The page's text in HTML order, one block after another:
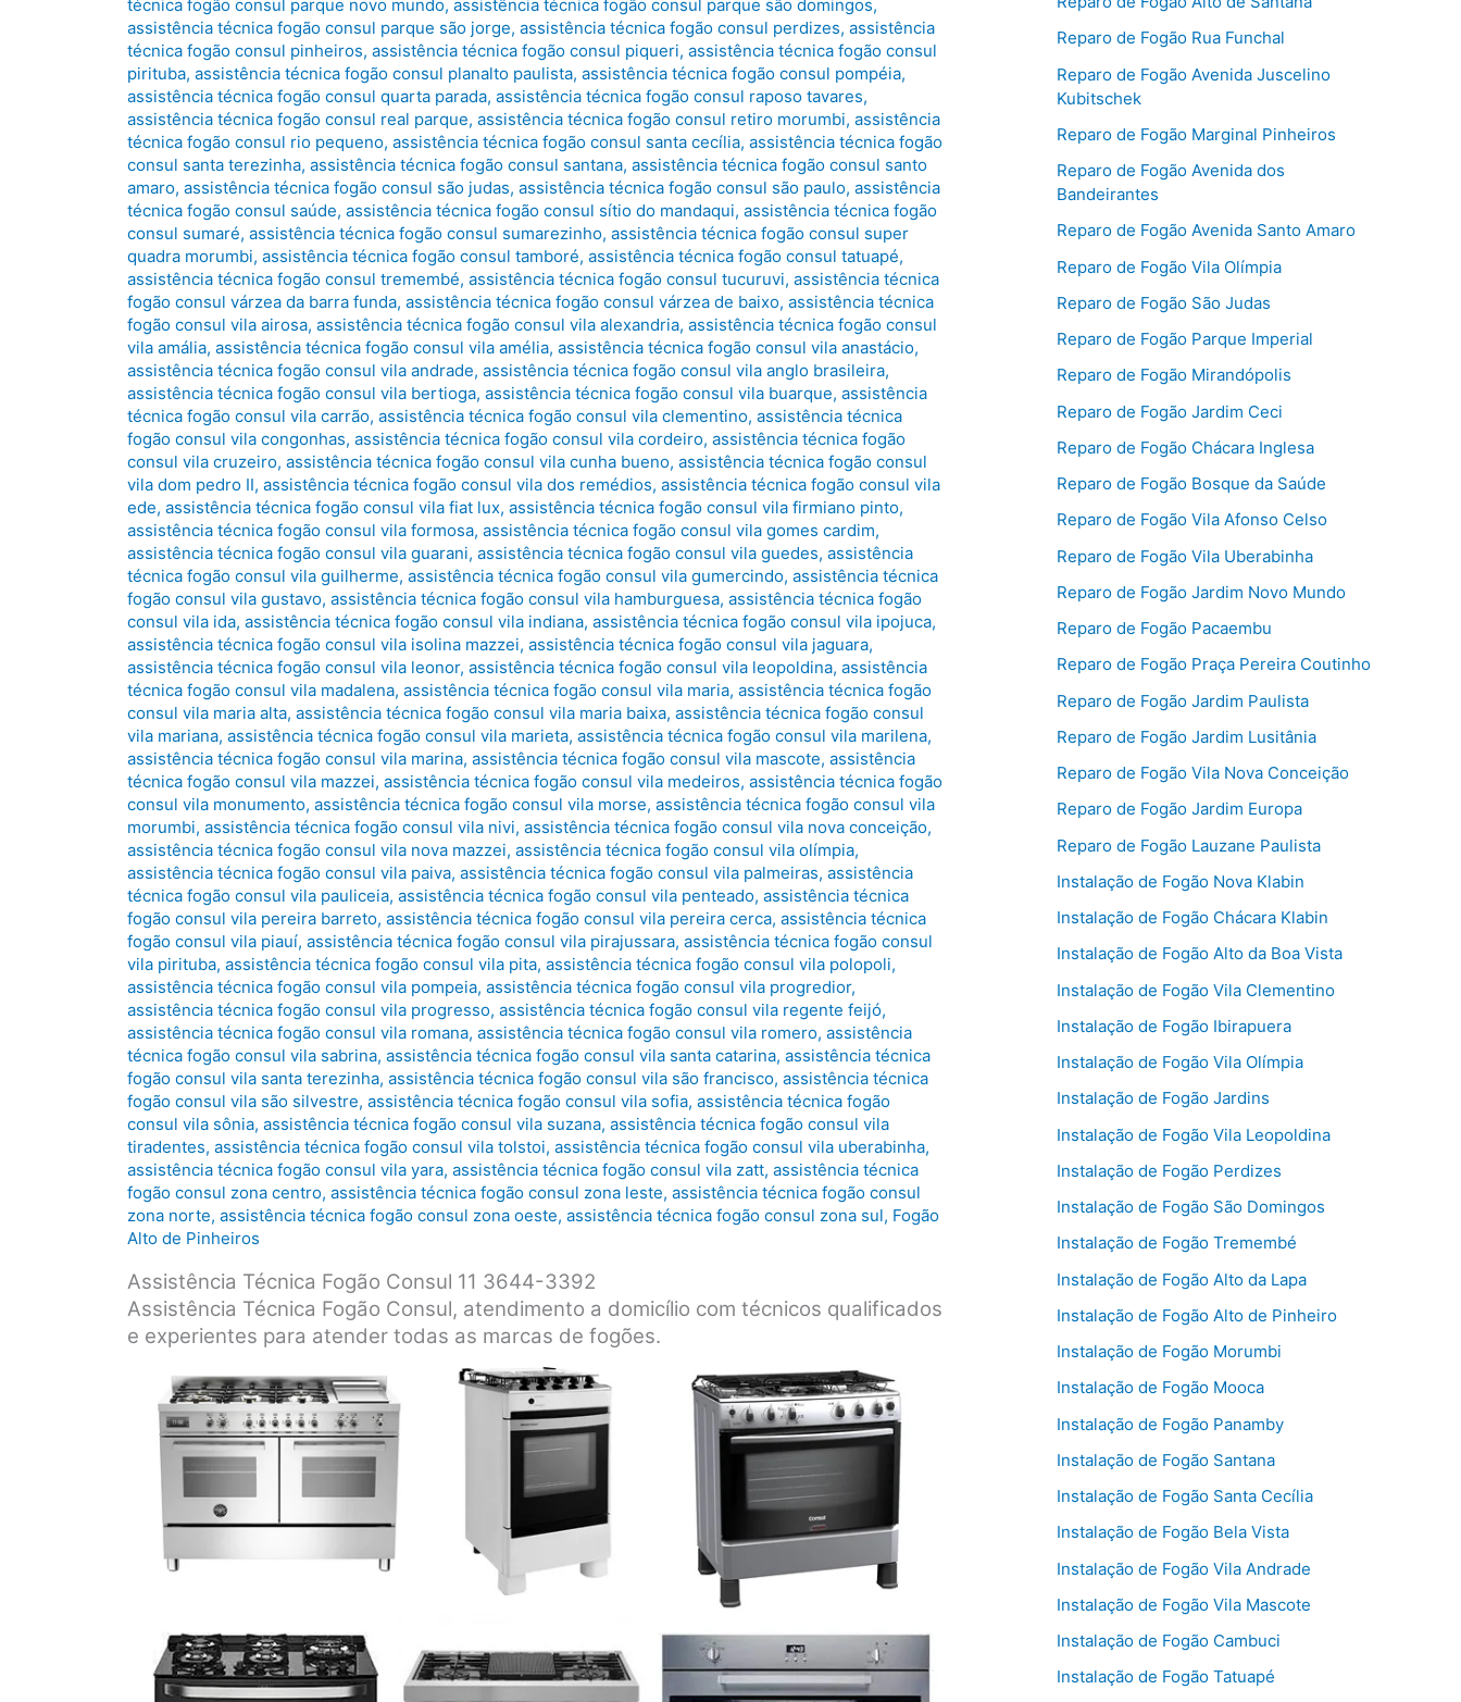
técnica fogão consul parque novo mundo, assistência técnica fogão consul parque são domingos,
assistência técnica fogão consul parque são jorge, assistência técnica fogão consul perdizes, assistência
técnica fogão consul pinheiros, assistência técnica fogão consul piqueri, assistência técnica fogão consul
pirituba, assistência técnica fogão consul planalto paulista, assistência técnica fogão consul pompéia,
assistência técnica fogão consul quarta parada, assistência técnica fogão consul raposo tavares,
assistência técnica fogão consul real parque, assistência técnica fogão consul retiro morumbi, assistência
técnica fogão consul rio pequeno, assistência técnica fogão consul santa cecília, assistência técnica fogão
consul santa terezinha, assistência técnica fogão consul santana, assistência técnica fogão consul santo
amaro, assistência técnica fogão consul são judas, assistência técnica fogão consul são paulo, assistência
técnica fogão consul saúde, assistência técnica fogão consul sítio do mandaqui, assistência técnica fogão
consul sumaré, assistência técnica fogão consul sumarezinho, assistência técnica fogão consul super
quadra morumbi, assistência técnica fogão consul tamboré, assistência técnica fogão consul tatuapé,
assistência técnica fogão consul tremembé, assistência técnica fogão consul tucuruvi, assistência técnica
fogão consul várzea da barra funda, assistência técnica fogão consul várzea de baixo, assistência técnica
fogão consul vila airosa, assistência técnica fogão consul vila alexandria, assistência técnica fogão consul
vila amália, assistência técnica fogão consul vila amélia, assistência técnica fogão consul vila anastácio,
assistência técnica fogão consul vila andrade, assistência técnica fogão consul vila anglo brasileira,
assistência técnica fogão consul vila bertioga, assistência técnica fogão consul vila buarque, assistência
técnica fogão consul vila carrão, assistência técnica fogão consul vila clementino, assistência técnica
fogão consul vila congonhas, assistência técnica fogão consul vila cordeiro, assistência técnica fogão
consul vila cruzeiro, assistência técnica fogão consul vila cunha bueno, assistência técnica fogão consul
vila dom pedro II, assistência técnica fogão consul vila dos remédios, assistência técnica fogão consul vila
ede, assistência técnica fogão consul vila fiat lux, assistência técnica fogão consul vila firmiano pinto,
assistência técnica fogão consul vila formosa, assistência técnica fogão consul vila gomes cardim,
assistência técnica fogão consul vila guarani, assistência técnica fogão consul vila guedes, assistência
técnica fogão consul vila guilherme, assistência técnica fogão consul vila gumercindo, assistência técnica
fogão consul vila gustavo, assistência técnica fogão consul vila hamburguesa, assistência técnica fogão
consul vila ida, assistência técnica fogão consul vila indiana, assistência técnica fogão consul vila ipojuca,
assistência técnica fogão consul vila isolina mazzei, assistência técnica fogão consul vila jaguara,
assistência técnica fogão consul vila leonor, assistência técnica fogão consul vila leopoldina, assistência
técnica fogão consul vila madalena, assistência técnica fogão consul vila maria, assistência técnica fogão
consul vila maria alta, assistência técnica fogão consul vila maria baixa, assistência técnica fogão consul
vila mariana, assistência técnica fogão consul vila marieta, assistência técnica fogão consul vila marilena,
assistência técnica fogão consul vila marina, assistência técnica fogão consul vila mascote, assistência
técnica fogão consul vila mazzei, assistência técnica fogão consul vila medeiros, assistência técnica fogão
consul vila monumento, assistência técnica fogão consul vila morse, assistência técnica fogão consul vila
morumbi, assistência técnica fogão consul vila nivi, assistência técnica fogão consul vila nova conceição,
assistência técnica fogão consul vila nova mazzei, assistência técnica fogão consul vila olímpia,
assistência técnica fogão consul vila paiva, assistência técnica fogão consul vila palmeiras, assistência
técnica fogão consul vila pauliceia, assistência técnica fogão consul vila penteado, assistência técnica
fogão consul vila pereira barreto, assistência técnica fogão consul vila pereira cerca, assistência técnica
fogão consul vila piauí, assistência técnica fogão consul vila pirajussara, assistência técnica fogão consul
vila pirituba, assistência técnica fogão consul vila pita, assistência técnica fogão consul vila polopoli,
assistência técnica fogão consul vila pompeia, assistência técnica fogão consul vila progredior,
assistência técnica fogão consul vila progresso, assistência técnica fogão consul vila regente feijó,
assistência técnica fogão consul vila romana, assistência técnica fogão consul vila romero, assistência
técnica fogão consul vila sabrina, assistência técnica fogão consul vila santa catarina, assistência técnica
fogão consul vila santa terezinha, assistência técnica fogão consul vila são francisco, assistência técnica
fogão consul vila são silvestre, assistência técnica fogão consul vila sofia, assistência técnica fogão
consul vila sônia, assistência técnica fogão consul vila suzana, assistência técnica fogão consul vila
tiradentes, assistência técnica fogão consul vila tolstoi, assistência técnica fogão consul vila uberabinha,
assistência técnica fogão consul vila yara, assistência técnica fogão consul vila zatt, assistência técnica
fogão consul zona centro, assistência técnica fogão consul zona leste, assistência técnica fogão consul
zona norte, assistência técnica fogão consul zona oeste, assistência técnica fogão consul zona sul, Fogão
Alto de Pinheiros
Assistência Técnica Fogão Consul 11 3644-3392
Assistência Técnica Fogão Consul, atendimento a domicílio com técnicos qualificados
e experientes para atender todas as marcas de fogões.
Reparo de Fogão Rua Funchal
Reparo de Fogão Avenida Juscelino
Kubitschek
Reparo de Fogão Marginal Pinheiros
Reparo de Fogão Avenida dos
Bandeirantes
Reparo de Fogão Avenida Santo Amaro
Reparo de Fogão Vila Olímpia
Reparo de Fogão São Judas
Reparo de Fogão Parque Imperial
Reparo de Fogão Mirandópolis
Reparo de Fogão Jardim Ceci
Reparo de Fogão Chácara Inglesa
Reparo de Fogão Bosque da Saúde
Reparo de Fogão Vila Afonso Celso
Reparo de Fogão Vila Uberabinha
Reparo de Fogão Jardim Novo Mundo
Reparo de Fogão Pacaembu
Reparo de Fogão Praça Pereira Coutinho
Reparo de Fogão Jardim Paulista
Reparo de Fogão Jardim Lusitânia
Reparo de Fogão Vila Nova Conceição
Reparo de Fogão Jardim Europa
Reparo de Fogão Lauzane Paulista
Instalação de Fogão Nova Klabin
Instalação de Fogão Chácara Klabin
Instalação de Fogão Alto da Boa Vista
Instalação de Fogão Vila Clementino
Instalação de Fogão Ibirapuera
Instalação de Fogão Vila Olímpia
Instalação de Fogão Jardins
Instalação de Fogão Vila Leopoldina
Instalação de Fogão Perdizes
Instalação de Fogão São Domingos
Instalação de Fogão Tremembé
Instalação de Fogão Alto da Lapa
Instalação de Fogão Alto de Pinheiro
Instalação de Fogão Morumbi
Instalação de Fogão Mooca
Instalação de Fogão Panamby
Instalação de Fogão Santana
Instalação de Fogão Santa Cecília
Instalação de Fogão Bela Vista
Instalação de Fogão Vila Andrade
Instalação de Fogão Vila Mascote
Instalação de Fogão Cambuci
Instalação de Fogão Tatuapé